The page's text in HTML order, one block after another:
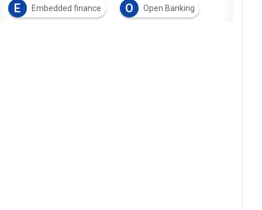
E
Embedded finance O Open Banking